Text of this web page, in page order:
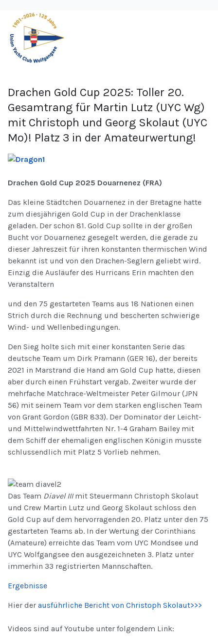
Drachen Gold Cup 2025: Toller 20.
Gesamtrang für Martin Lutz (UYC Wg)
mit Christoph und Georg Skolaut (UYC
Mo)! Platz 3 in der Amateurwertung!
Drachen Gold Cup 2025 Douarnenez (FRA)
Das kleine Städtchen Douarnenez in der Bretagne hatte
zum diesjährigen Gold Cup in der Drachenklasse
geladen. Der schon 81. Gold Cup sollte in der großen
Bucht vor Douarnenez gesegelt werden, die gerade zu
dieser Jahreszeit für ihren konstanten thermischen Wind
bekannt ist und von den Drachen-Seglern geliebt wird.
Einzig die Ausläufer des Hurricans Erin machten den
Veranstaltern
und den 75 gestarteten Teams aus 18 Nationen einen
Strich durch die Rechnung und bescherten schwierige
Wind- und Wellenbedingungen.
Den Sieg holte sich mit einer konstanten Serie das
deutsche Team um Dirk Pramann (GER 16), der bereits
2021 in Marstrand die Hand am Gold Cup hatte, diesen
aber durch einen Frühstart vergab. Zweiter wurde der
mehrfache Matchrace-Weltmeister Peter Gilmour (JPN
56) mit seinem Team vor dem starken englischen Team
von Grant Gordon (GBR 833). Der Dominator der Leicht-
und Mittelwindwettfahrten Nr. 1-4 Graham Bailey mit
dem Schiff der ehemaligen englischen Königin musste
schlussendlich mit Platz 5 Vorlieb nehmen.
Das Team Diavel IIImit Steuermann Christoph Skolaut
und Crew Martin Lutz und Georg Skolaut schloss den
Gold Cup auf dem hervorragenden 20. Platz unter den 75
gestarteten Teams ab. In der Wertung der Corinthians
(Amateure) erreichte das Team vom UYC Mondsee und
UYC Wolfgangsee den ausgezeichneten 3. Platz unter
immerhin 33 registrierten Mannschaften.
Ergebnisse
Hier der ausführliche Bericht von Christoph Skolaut>>>
Videos sind auf Youtube unter folgendem Link: